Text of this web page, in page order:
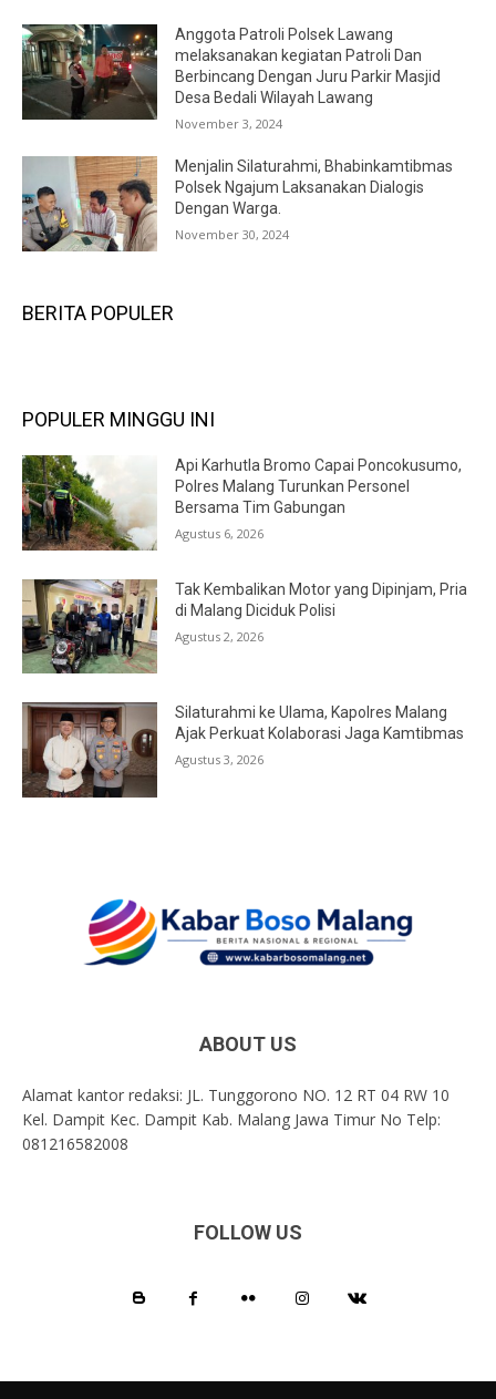
Anggota Patroli Polsek Lawang
melaksanakan kegiatan Patroli Dan
Berbincang Dengan Juru Parkir Masjid
Desa Bedali Wilayah Lawang
November 3, 2024
Menjalin Silaturahmi, Bhabinkamtibmas
Polsek Ngajum Laksanakan Dialogis
Dengan Warga.
November 30, 2024
BERITA POPULER
POPULER MINGGU INI
Api Karhutla Bromo Capai Poncokusumo,
Polres Malang Turunkan Personel
Bersama Tim Gabungan
Agustus 6, 2026
Tak Kembalikan Motor yang Dipinjam, Pria
di Malang Diciduk Polisi
Agustus 2, 2026
Silaturahmi ke Ulama, Kapolres Malang
Ajak Perkuat Kolaborasi Jaga Kamtibmas
Agustus 3, 2026
ABOUT US
Alamat kantor redaksi: JL. Tunggorono NO. 12 RT 04 RW 10
Kel. Dampit Kec. Dampit Kab. Malang Jawa Timur No Telp:
081216582008
FOLLOW US